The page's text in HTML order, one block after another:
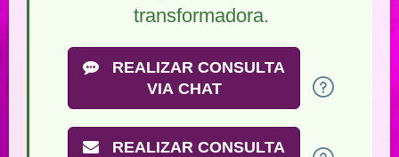
transformadora.
REALIZAR CONSULTA
VIA CHAT
REALIZAR CONSULTA